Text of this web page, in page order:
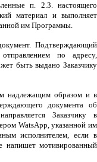
п. 2.3. настоящего
материал и выполняет
им Программы.
Подтверждающий
по адресу,
быть выдано Заказчику
надлежащим образом и в
документа об
Заказчику в
WatsApp , указанной им
исполнителем, если в
напишет мотивированный